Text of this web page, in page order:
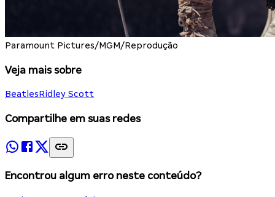
Paramount Pictures/MGM/Reprodução
Veja mais sobre
BeatlesRidley Scott
Compartilhe em suas redes
Encontrou algum erro neste conteúdo?